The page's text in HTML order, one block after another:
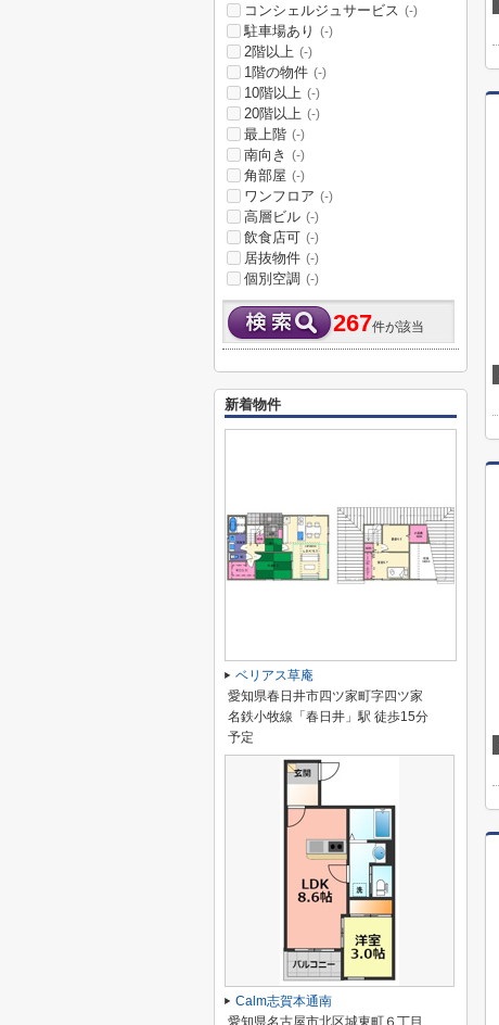
コンシェルジュサービス (-)
駐車場あり (-)
2階以上 (-)
1階の物件 (-)
10階以上 (-)
20階以上 (-)
最上階 (-)
南向き (-)
角部屋 (-)
ワンフロア (-)
高層ビル (-)
飲食店可 (-)
居抜物件 (-)
個別空調 (-)
267件が該当
新着物件
ベリアス草庵
愛知県春日井市四ツ家町字四ツ家
名鉄小牧線「春日井」駅 徒歩15分
予定
Calm志賀本通南
愛知県名古屋市北区城東町６丁目